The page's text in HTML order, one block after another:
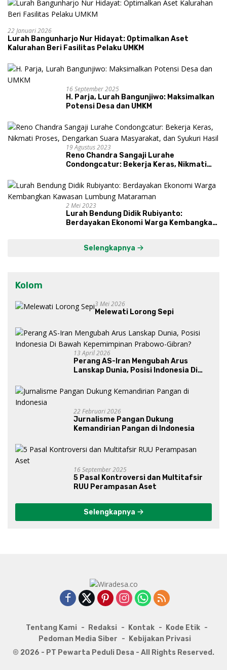
22 Januari 2026
Lurah Bangunharjo Nur Hidayat: Optimalkan Aset
Kalurahan Beri Fasilitas Pelaku UMKM
16 September 2025
H. Parja, Lurah Bangunjiwo: Maksimalkan
Potensi Desa dan UMKM
19 Agustus 2023
Reno Chandra Sangaji Lurahe
Condongcatur: Bekerja Keras, Nikmati
dan Syukuri Hasil
2 Mei 2023
Lurah Bendung Didik Rubiyanto:
Berdayakan Ekonomi Warga Kembangkan
Selengkapnya
Kolom
3 Mei 2026
Melewati Lorong Sepi
13 April 2026
Perang AS-Iran Mengubah Arus
Lanskap Dunia, Posisi Indonesia Di
Gibran?
22 Februari 2026
Jurnalisme Pangan Dukung
Kemandirian Pangan di Indonesia
16 September 2025
5 Pasal Kontroversi dan Multitafsir
RUU Perampasan Aset
Selengkapnya
Tentang Kami Redaksi Kontak
Kode Etik
Pedoman Media Siber
Kebijakan Privasi
© 2026 - PT Pewarta Peduli Desa - All Rights Reserved.